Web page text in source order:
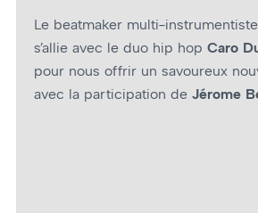
Le beatmaker multi-instrumentiste
s’allie avec le duo hip hop Caro
pour nous offrir un savoureux
avec la participation de Jérome